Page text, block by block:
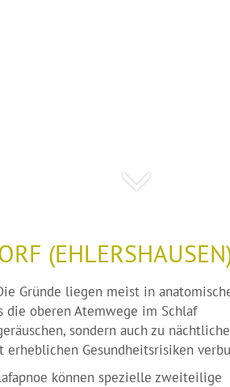
Gründe liegen meist in
die oberen Atemwege im Schlaf
sondern auch zu
Gesundheitsrisiken
können spezielle zweiteilige